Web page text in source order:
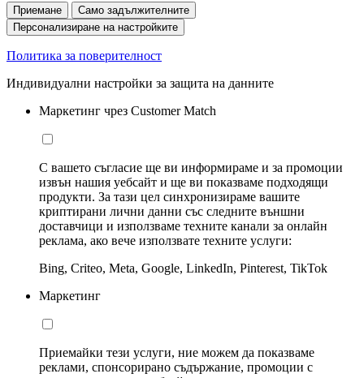
Приемане
Само задължителните
Персонализиране на настройките
Политика за поверителност
Индивидуални настройки за защита на данните
Маркетинг чрез Customer Match
С вашето съгласие ще ви информираме и за промоции
извън нашия уебсайт и ще ви показваме подходящи
продукти. За тази цел синхронизираме вашите
криптирани лични данни със следните външни
доставчици и използваме техните канали за онлайн
реклама, ако вече използвате техните услуги:
Bing, Criteo, Meta, Google, LinkedIn, Pinterest, TikTok
Маркетинг
Приемайки тези услуги, ние можем да показваме
реклами, спонсорирано съдържание, промоции с